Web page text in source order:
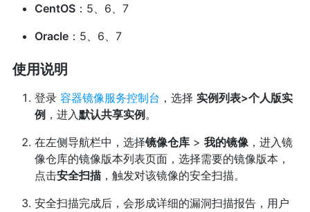
CentOS：5、6、7
Oracle：5、6、7
使用说明
登录容器镜像服务控制台 ，选择 实例列表>个人版实
例 ，进入默认共享实例 。
在左侧导航栏中，选择镜像仓库> 我的镜像，进入镜
像仓库的镜像版本列表页面，选择需要的镜像版本，
点击安全扫描，触发对该镜像的安全扫描。
安全扫描完成后，会形成详细的漏洞扫描报告，用户